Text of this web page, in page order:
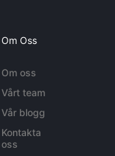
Om Oss
Om oss
Vårt team
Vår blogg
Kontakta
oss